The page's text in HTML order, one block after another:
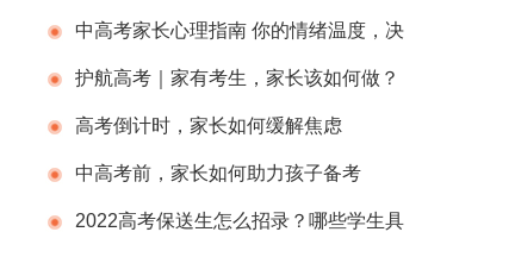
考家庭共病”
中高考家长心理指南 你的情绪温度，决
定孩子的备考高度
护航高考｜家有考生，家长该如何做？
高考倒计时，家长如何缓解焦虑
中高考前，家长如何助力孩子备考
2022高考保送生怎么招录？哪些学生具